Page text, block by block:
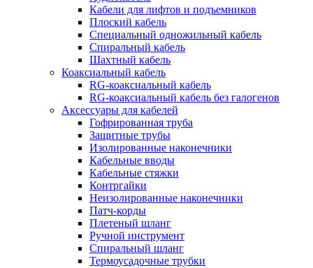
Кабели для лифтов и подъемников
Плоский кабель
Специальный одножильный кабель
Спиральный кабель
Шахтный кабель
Коаксиальный кабель
RG-коаксиальный кабель
RG-коаксиальный кабель без галогенов
Аксессуары для кабелей
Гофрированная труба
Защитные трубы
Изолированные наконечники
Кабельные вводы
Кабельные стяжки
Контргайки
Неизолированные наконечники
Патч-корды
Плетеный шланг
Ручной инструмент
Спиральный шланг
Термоусадочные трубки